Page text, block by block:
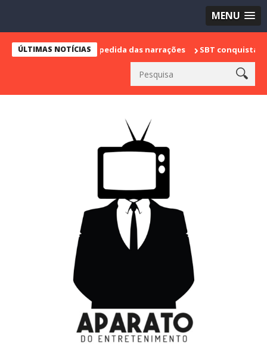
MENU
ÚLTIMAS NOTÍCIAS
sua despedida das narrações SBT conquista a vice